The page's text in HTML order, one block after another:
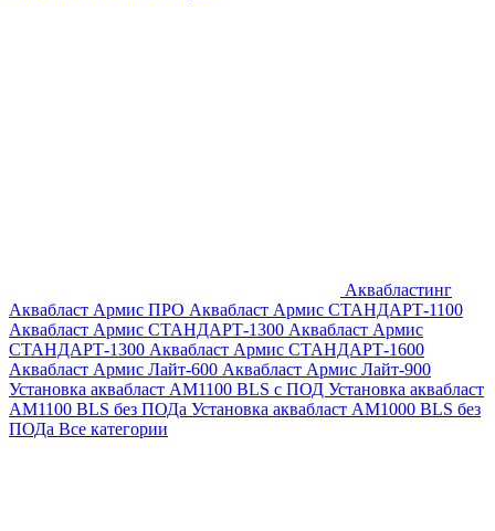
Аквабластинг
Аквабласт Армис ПРО Аквабласт Армис СТАНДАРТ-1100
Аквабласт Армис СТАНДАРТ-1300 Аквабласт Армис
СТАНДАРТ-1300 Аквабласт Армис СТАНДАРТ-1600
Аквабласт Армис Лайт-600 Аквабласт Армис Лайт-900
Установка аквабласт AM1100 BLS с ПОД Установка аквабласт
AM1100 BLS без ПОДа Установка аквабласт AM1000 BLS без
ПОДа Все категории